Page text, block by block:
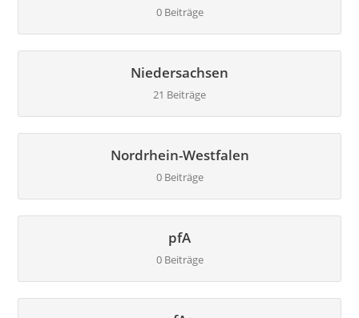
0 Beiträge
Niedersachsen
21 Beiträge
Nordrhein-Westfalen
0 Beiträge
pfA
0 Beiträge